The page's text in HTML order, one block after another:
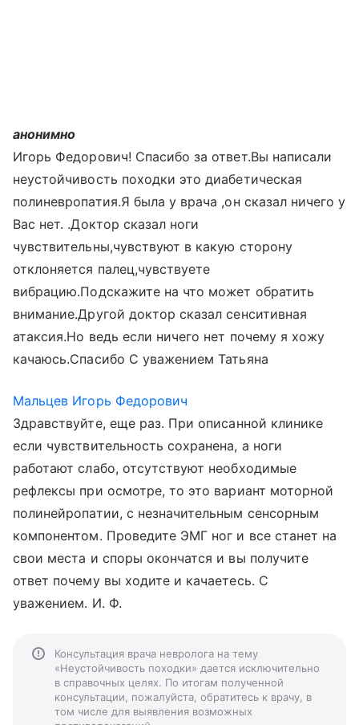
анонимно
Игорь Федорович! Спасибо за ответ.Вы написали
неустойчивость походки это диабетическая
полиневропатия.Я была у врача ,он сказал ничего у
Вас нет. .Доктор сказал ноги
чувствительны,чувствуют в какую сторону
отклоняется палец,чувствуете
вибрацию.Подскажите на что может обратить
внимание.Другой доктор сказал сенситивная
атаксия.Но ведь если ничего нет почему я хожу
качаюсь.Спасибо С уважением Татьяна
Мальцев Игорь Федорович
Здравствуйте, еще раз. При описанной клинике
если чувствительность сохранена, а ноги
работают слабо, отсутствуют необходимые
рефлексы при осмотре, то это вариант моторной
полинейропатии, с незначительным сенсорным
компонентом. Проведите ЭМГ ног и все станет на
свои места и споры окончатся и вы получите
ответ почему вы ходите и качаетесь. С
уважением. И. Ф.
Консультация врача невролога на тему
«Неустойчивость походки» дается исключительно
в справочных целях. По итогам полученной
консультации, пожалуйста, обратитесь к врачу, в
том числе для выявления возможных